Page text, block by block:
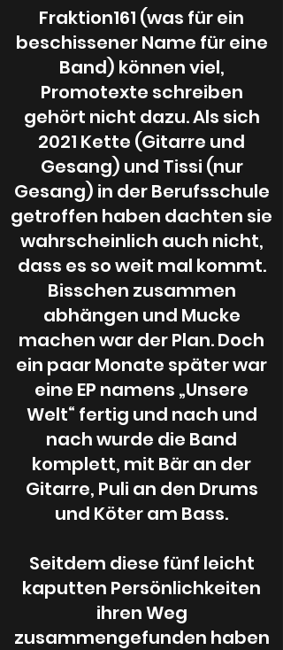
RONNY 161
Sänger/Gitarrist
Schreihals, #1 bei Guitar
Hero weltweit, studierter
ADHSler und eigentlich nur
dabei weil er das beste
PHIL 161
Fraktion161 (was für ein
beschissener Name für eine
Band) können viel,
Promotexte schreiben
gehört nicht dazu. Als sich
2021 Kette (Gitarre und
Gesang) und Tissi (nur
Gesang) in der Berufsschule
getroffen haben dachten sie
wahrscheinlich auch nicht,
dass es so weit mal kommt.
Bisschen zusammen
abhängen und Mucke
machen war der Plan. Doch
ein paar Monate später war
eine EP namens „Unsere
Welt“ fertig und nach und
nach wurde die Band
komplett, mit Bär an der
Gitarre, Puli an den Drums
und Köter am Bass.
Seitdem diese fünf leicht
kaputten Persönlichkeiten
ihren Weg
zusammengefunden haben